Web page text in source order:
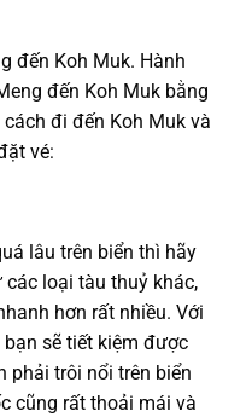
đến Koh Muk. Hành
đến Koh Muk bằng
đi đến Koh Muk và
vé:
lâu trên biển thì hãy
loại tàu thuỷ khác,
hơn rất nhiều. Với
sẽ tiết kiệm được
phải trôi nổi trên biển
cũng rất thoải mái và